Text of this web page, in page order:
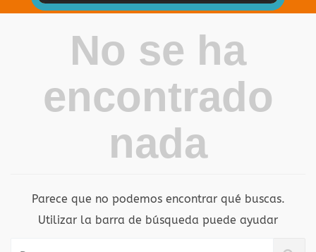
No se ha
encontrado
nada
Parece que no podemos encontrar qué buscas.
Utilizar la barra de búsqueda puede ayudar